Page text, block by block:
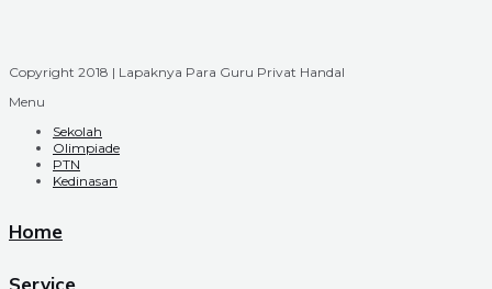
Copyright 2018 | Lapaknya Para Guru Privat Handal
Menu
Sekolah
Olimpiade
PTN
Kedinasan
Home
Service